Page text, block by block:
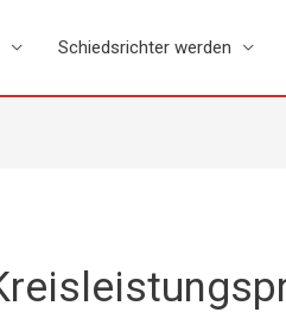
Schiedsrichter werden